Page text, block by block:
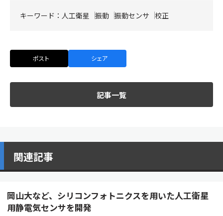
キーワード： 人工衛星 振動 振動センサ 校正
ポスト シェア
記事一覧
関連記事
岡山大など、シリコンフォトニクスを用いた人工衛星
用静電気センサを開発